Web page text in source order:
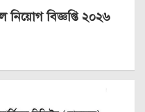
নিয়োগ বিজ্ঞপ্তি ২০২৬